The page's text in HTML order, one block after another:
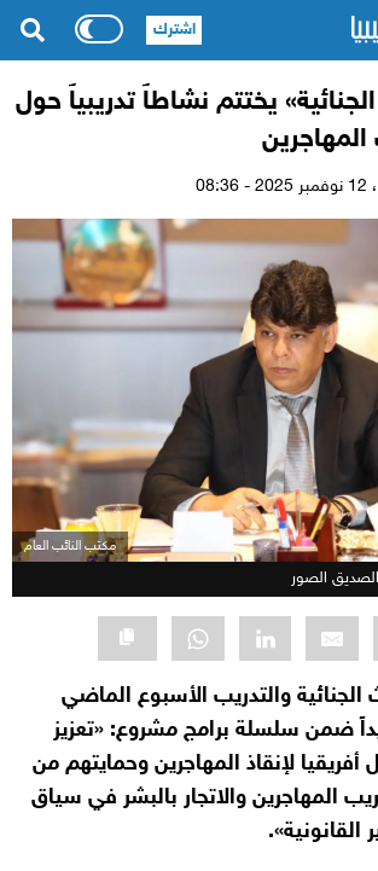
يختتم نشاطاً تدريبياً حول
مكتب النائب العام
الصديق الصور
الجنائية والتدريب الأسبوع الماضي
ضمن سلسلة برامج مشروع: «تعزيز
لإنقاذ المهاجرين وحمايتهم من
المهاجرين والاتجار بالبشر في سياق
القانونية».
اشترك